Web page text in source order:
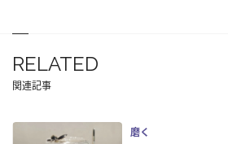
RELATED
関連記事
磨く